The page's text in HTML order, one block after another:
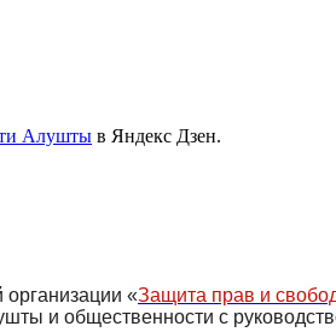
Алушты в Яндекс Дзен.
«Защита прав и
и общественности с